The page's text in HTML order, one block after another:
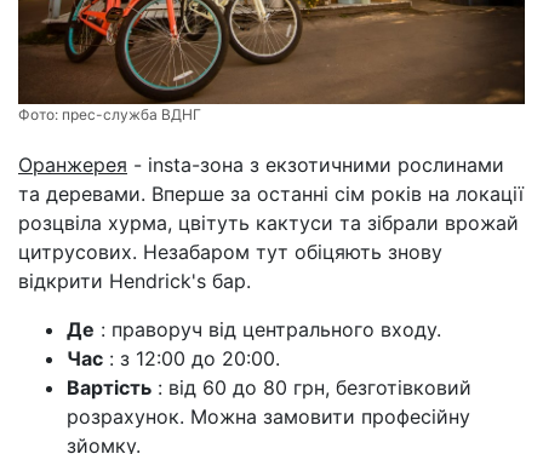
Фото: прес-служба ВДНГ
Оранжерея - insta-зона з екзотичними рослинами
та деревами. Вперше за останні сім років на локації
розцвіла хурма, цвітуть кактуси та зібрали врожай
цитрусових. Незабаром тут обіцяють знову
відкрити Hendrick's бар.
Де : праворуч від центрального входу.
Час : з 12:00 до 20:00.
Вартість : від 60 до 80 грн, безготівковий
розрахунок. Можна замовити професійну
зйомку.